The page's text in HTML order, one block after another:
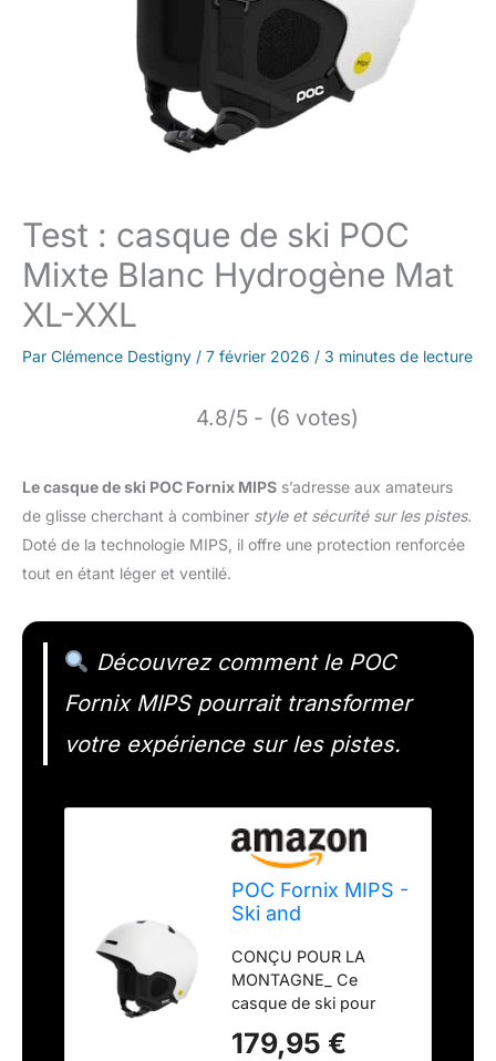
Test : casque de ski POC
Mixte Blanc Hydrogène Mat
XL-XXL
Par Clémence Destigny / 7 février 2026 / 3 minutes de lecture
4.8/5 - (6 votes)
Le casque de ski POC Fornix MIPS s’adresse aux amateurs
de glisse cherchant à combiner style et sécurité sur les pistes.
Doté de la technologie MIPS, il offre une protection renforcée
tout en étant léger et ventilé.
Découvrez comment le POC
Fornix MIPS pourrait transformer
votre expérience sur les pistes.
POC Fornix MIPS -
Ski and
Helmet for
Enhanced Safety
and Performance
Wherever You are
on The Mountain
CONÇU POUR LA
MONTAGNE_ Ce
casque de ski pour
un maintien parfait à
179,95 €